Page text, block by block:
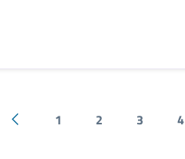
Pagina precedente
1 2 3 4